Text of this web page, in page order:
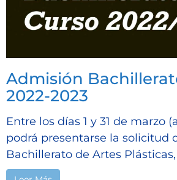
Admisión
2022-2023
Entre los días 1 y 31 de marzo
podrá presentarse la solicitud
Bachillerato de Artes Plásticas,